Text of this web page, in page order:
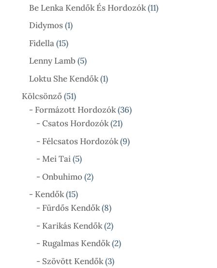
Termék
Be Lenka Kendők És Hordozók 1111
Didymos 11
Fidella 1515
Termék
Lenny Lamb 55
Termék
Loktu She Kendők 11
Kölcsönző 5151
Termék
- Formázott Hordozók 3636
- Csatos Hordozók 2121
Termék
- Félcsatos Hordozók 99
- Mei Tai 55
Termék
- Onbuhimo 22
- Kendők 1515
Termék
- Fürdős Kendők 88
Termék
- Karikás Kendők 22
Termék
- Rugalmas Kendők 22
- Szövött Kendők 33